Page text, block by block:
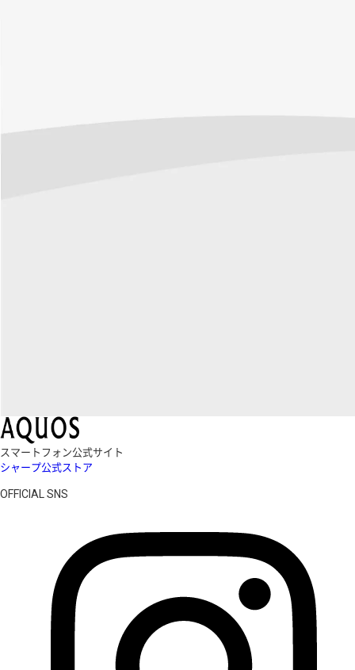
スマートフォン公式サイト
シャープ公式ストア
OFFICIAL SNS